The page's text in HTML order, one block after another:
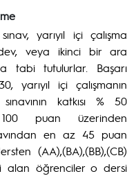
yarıyıl içi çalışma
veya ikinci bir ara
tabi tutulurlar. Başarı
yarıyıl içi çalışmanın
katkısı % 50
puan üzerinden
en az 45 puan
(AA),(BA),(BB),(CB)
alan öğrenciler o dersi